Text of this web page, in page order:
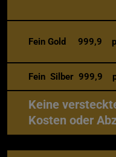
Fein Gold 999,9
Fein Silber 999,9
Keine
Kosten oder